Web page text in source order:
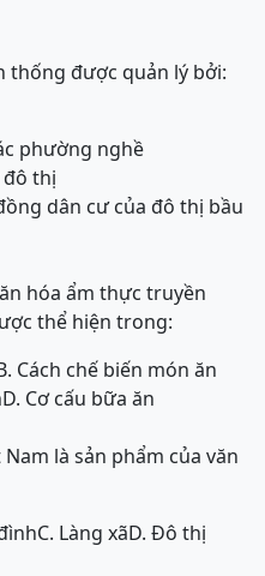
được quản lý bởi:
phường nghề
đô thị
dân cư của đô thị bầu
hóa ẩm thực truyền
thể hiện trong:
Cách chế biến món ăn
D. Cơ cấu bữa ăn
là sản phẩm của văn
C. Làng xãD. Đô thị